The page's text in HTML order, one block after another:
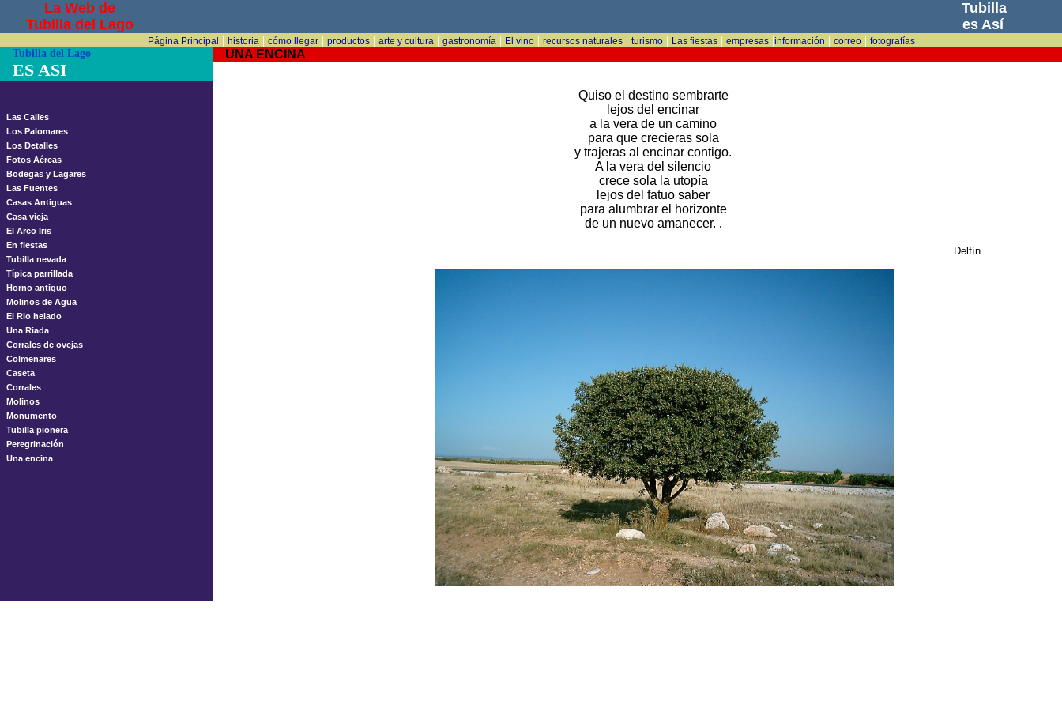
La Web de
Tubilla del Lago
Tubilla
es Así
Página Principal | historia | cómo llegar| productos| arte y cultura | gastronomía | El vino| recursos naturales| turismo| Las fiestas| empresas|información | correo| fotografías
Tubilla del Lago
ES ASI
Las Calles
Los Palomares
Los Detalles
Fotos Aéreas
Bodegas y Lagares
Las Fuentes
Casas Antiguas
Casa vieja
El Arco Iris
En fiestas
Tubilla nevada
Típica parrillada
Horno antiguo
Molinos de Agua
El Rio helado
Una Riada
Corrales de ovejas
Colmenares
Caseta
Corrales
Molinos
Monumento
Tubilla pionera
Peregrinación
Una encina
UNA ENCINA
Quiso el destino sembrarte
lejos del encinar
a la vera de un camino
para que crecieras sola
y trajeras al encinar contigo.
A la vera del silencio
crece sola la utopía
lejos del fatuo saber
para alumbrar el horizonte
de un nuevo amanecer. .
Delfín